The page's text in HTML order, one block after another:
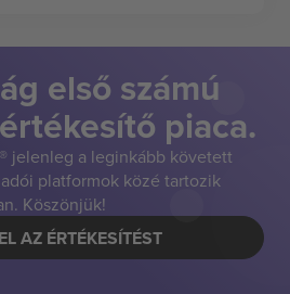
első számú
piaca.
jelenleg a leginkább követett
platformok közé tartozik
Köszönjük!
AZ ÉRTÉKESÍTÉST